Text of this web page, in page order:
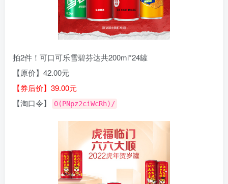
拍2件！可口可乐雪碧芬达共200ml*24罐
【原价】42.00元
【券后价】39.00元
【淘口令】
0(PNpz2ciWcRh)/